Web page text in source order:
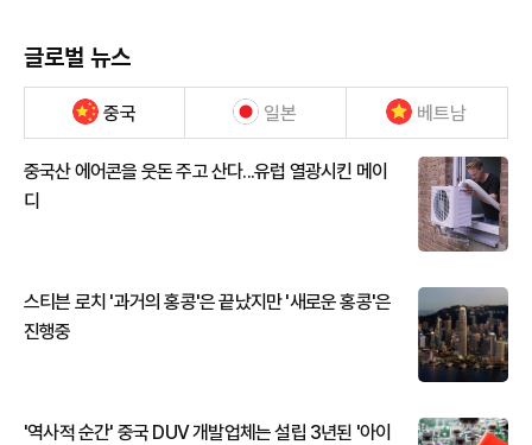
글로벌 뉴스
중국 일본 베트남
중국산 에어콘을 웃돈 주고 산다...유럽 열광시킨 메이
디
스티븐 로치 '과거의 홍콩'은 끝났지만 '새로운 홍콩'은
진행중
'역사적 순간' 중국 DUV 개발업체는 설립 3년된 '아이